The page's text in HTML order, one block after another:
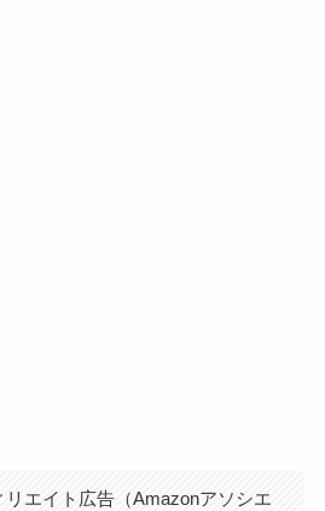
リエイト広告（Amazonアソシエ